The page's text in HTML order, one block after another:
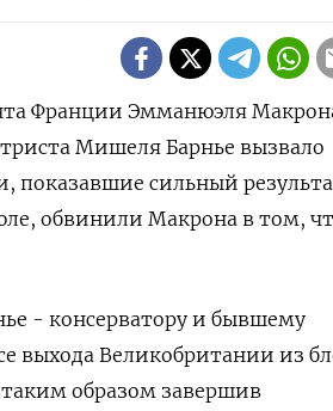
Франции Эмманюэля
Мишеля Барнье вызвало
показавшие сильный
обвинили Макрона в том,
- консерватору и бывшему
выхода Великобритании из
образом завершив